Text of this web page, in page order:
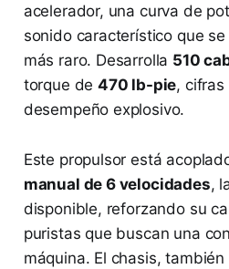
acelerador, una curva de
sonido característico que
más raro. Desarrolla 510
torque de470 lb-pie, cifras
desempeño explosivo.
Este propulsor está
manual de 6 velocidades,
disponible, reforzando su
puristas que buscan una
máquina. El chasis,